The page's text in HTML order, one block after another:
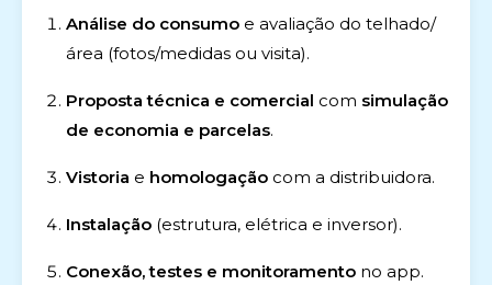
Análise do consumo e avaliação do telhado/
área (fotos/medidas ou visita).
Proposta técnica e comercial com simulação
de economia e parcelas.
Vistoria e homologação com a distribuidora.
Instalação (estrutura, elétrica e inversor).
Conexão, testes e monitoramento no app.